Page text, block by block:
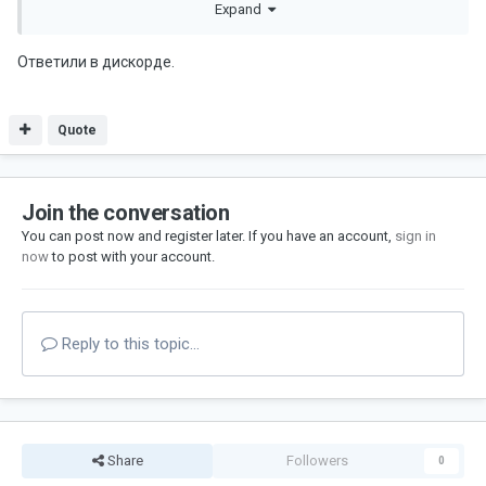
Expand
Ответили в дискорде.
Quote
Join the conversation
You can post now and register later. If you have an account, sign in
nowto post with your account.
Reply to this topic...
Share Followers 0